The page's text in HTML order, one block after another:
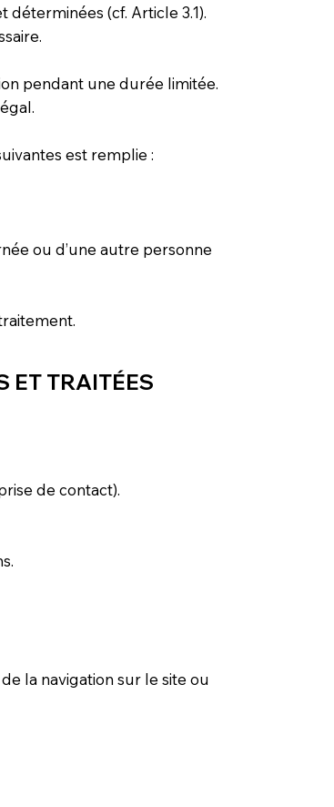
(cf. Article 3.1).
pendant une durée limitée.
est remplie :
ou d’une autre personne
ET TRAITÉES
de contact).
la navigation sur le site ou